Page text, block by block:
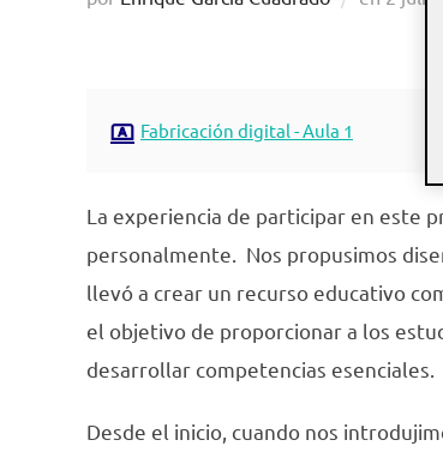
Fabricación digital - Aula 1
La experiencia de participar en este
personalmente. Nos propusimos
llevó a crear un recurso educativo
el objetivo de proporcionar a los
desarrollar competencias esenciales.
Desde el inicio, cuando nos